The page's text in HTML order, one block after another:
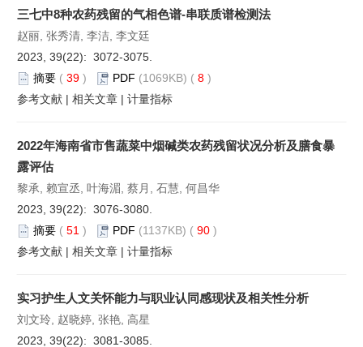
三七中8种农药残留的气相色谱-串联质谱检测法
赵丽, 张秀清, 李洁, 李文廷
2023, 39(22): 3072-3075.
摘要 ( 39 ) PDF (1069KB) ( 8 )
参考文献 | 相关文章 | 计量指标
2022年海南省市售蔬菜中烟碱类农药残留状况分析及膳食暴
露评估
黎承, 赖宣丞, 叶海湄, 蔡月, 石慧, 何昌华
2023, 39(22): 3076-3080.
摘要 ( 51 ) PDF (1137KB) ( 90 )
参考文献 | 相关文章 | 计量指标
实习护生人文关怀能力与职业认同感现状及相关性分析
刘文玲, 赵晓婷, 张艳, 高星
2023, 39(22): 3081-3085.